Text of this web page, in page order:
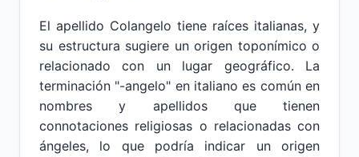
El apellido Colangelo tiene raíces italianas, y
su estructura sugiere un origen toponímico o
relacionado con un lugar geográfico. La
terminación "-angelo" en italiano es común en
nombres y apellidos que tienen
connotaciones religiosas o relacionadas con
ángeles, lo que podría indicar un origen